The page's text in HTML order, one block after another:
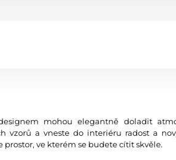
mohou elegantně doladit
vzorů a vneste do interiéru radost a
ve kterém se budete cítit skvěle.